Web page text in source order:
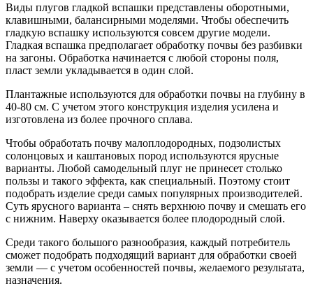
Виды плугов гладкой вспашки представлены оборотными,
клавишными, балансирными моделями. Чтобы обеспечить
гладкую вспашку используются совсем другие модели.
Гладкая вспашка предполагает обработку почвы без разбивки
на загоны. Обработка начинается с любой стороны поля,
пласт земли укладывается в один слой.
Плантажные используются для обработки почвы на глубину в
40-80 см. С учетом этого конструкция изделия усилена и
изготовлена из более прочного сплава.
Чтобы обработать почву малоплодородных, подзолистых
солонцовых и каштановых пород используются ярусные
варианты. Любой самодельный плуг не принесет столько
пользы и такого эффекта, как специальный. Поэтому стоит
подобрать изделие среди самых популярных производителей.
Суть ярусного варианта – снять верхнюю почву и смешать его
с нижним. Наверху оказывается более плодородный слой.
Среди такого большого разнообразия, каждый потребитель
сможет подобрать подходящий вариант для обработки своей
земли — с учетом особенностей почвы, желаемого результата,
назначения.